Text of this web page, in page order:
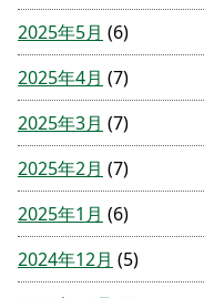
2025年5月 (6)
2025年4月 (7)
2025年3月 (7)
2025年2月 (7)
2025年1月 (6)
2024年12月 (5)